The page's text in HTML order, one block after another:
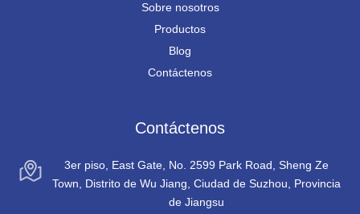
Sobre nosotros
Productos
Blog
Contáctenos
Contáctenos
3er piso, East Gate, No. 2599 Park Road, Sheng Ze
Town, Distrito de Wu Jiang, Ciudad de Suzhou, Provincia
de Jiangsu